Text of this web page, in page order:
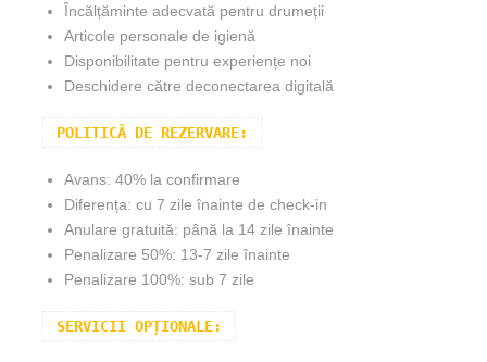
Încălțăminte adecvată pentru drumeții
Articole personale de igienă
Disponibilitate pentru experiențe noi
Deschidere către deconectarea digitală
POLITICĂ DE REZERVARE:
Avans: 40% la confirmare
Diferența: cu 7 zile înainte de check-in
Anulare gratuită: până la 14 zile înainte
Penalizare 50%: 13-7 zile înainte
Penalizare 100%: sub 7 zile
SERVICII OPȚIONALE: